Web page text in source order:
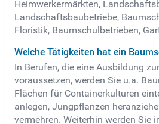
Heimwerkermärkten,
Landschaftsbaubetriebe,
Floristik, Baumschulbetrieben,
Welche Tätigkeiten hat ein
In Berufen, die eine Ausbildung
voraussetzen, werden Sie u.a.
Flächen für Containerkulturen
anlegen, Jungpflanzen
vermehren. Weiterhin werden Sie